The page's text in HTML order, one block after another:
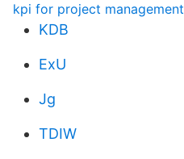
kpi for project management
KDB
ExU
Jg
TDIW